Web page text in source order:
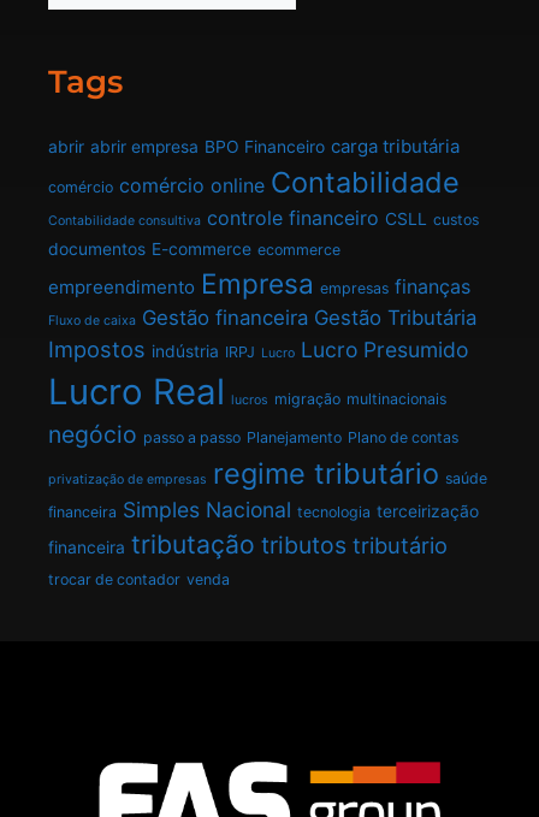
Tags
abrir abrir empresa BPO Financeiro carga tributária
comércio comércio online Contabilidade
Contabilidade consultiva controle financeiro CSLL custos
documentos E-commerce ecommerce
empreendimento Empresa empresas finanças
Fluxo de caixa Gestão financeira Gestão Tributária
Impostos indústria IRPJ Lucro Lucro Presumido
Lucro Real lucros migração multinacionais
negócio passo a passo Planejamento Plano de contas
privatização de empresas regime tributário saúde
financeira Simples Nacional tecnologia terceirização
financeira tributação tributos tributário
trocar de contador venda